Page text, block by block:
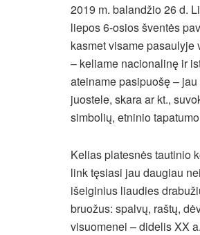
2019 m. balandžio 26 d.
liepos 6-osios šventės
kasmet visame
– keliame nacionalinę ir
ateiname pasipuošę –
juostele, skara ar kt.,
simbolių, etninio
Kelias platesnės tautinio
link tęsiasi jau daugiau
išeiginius liaudies
bruožus: spalvų, raštų,
visuomenei – didelis XX